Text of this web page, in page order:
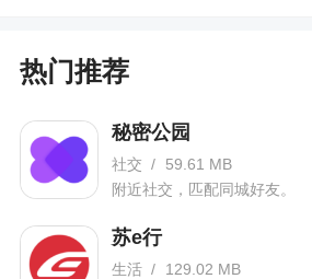
热门推荐
秘密公园
社交 /
59.61 MB
附近社交，匹配同城好友。
苏e行
生活 /
129.02 MB